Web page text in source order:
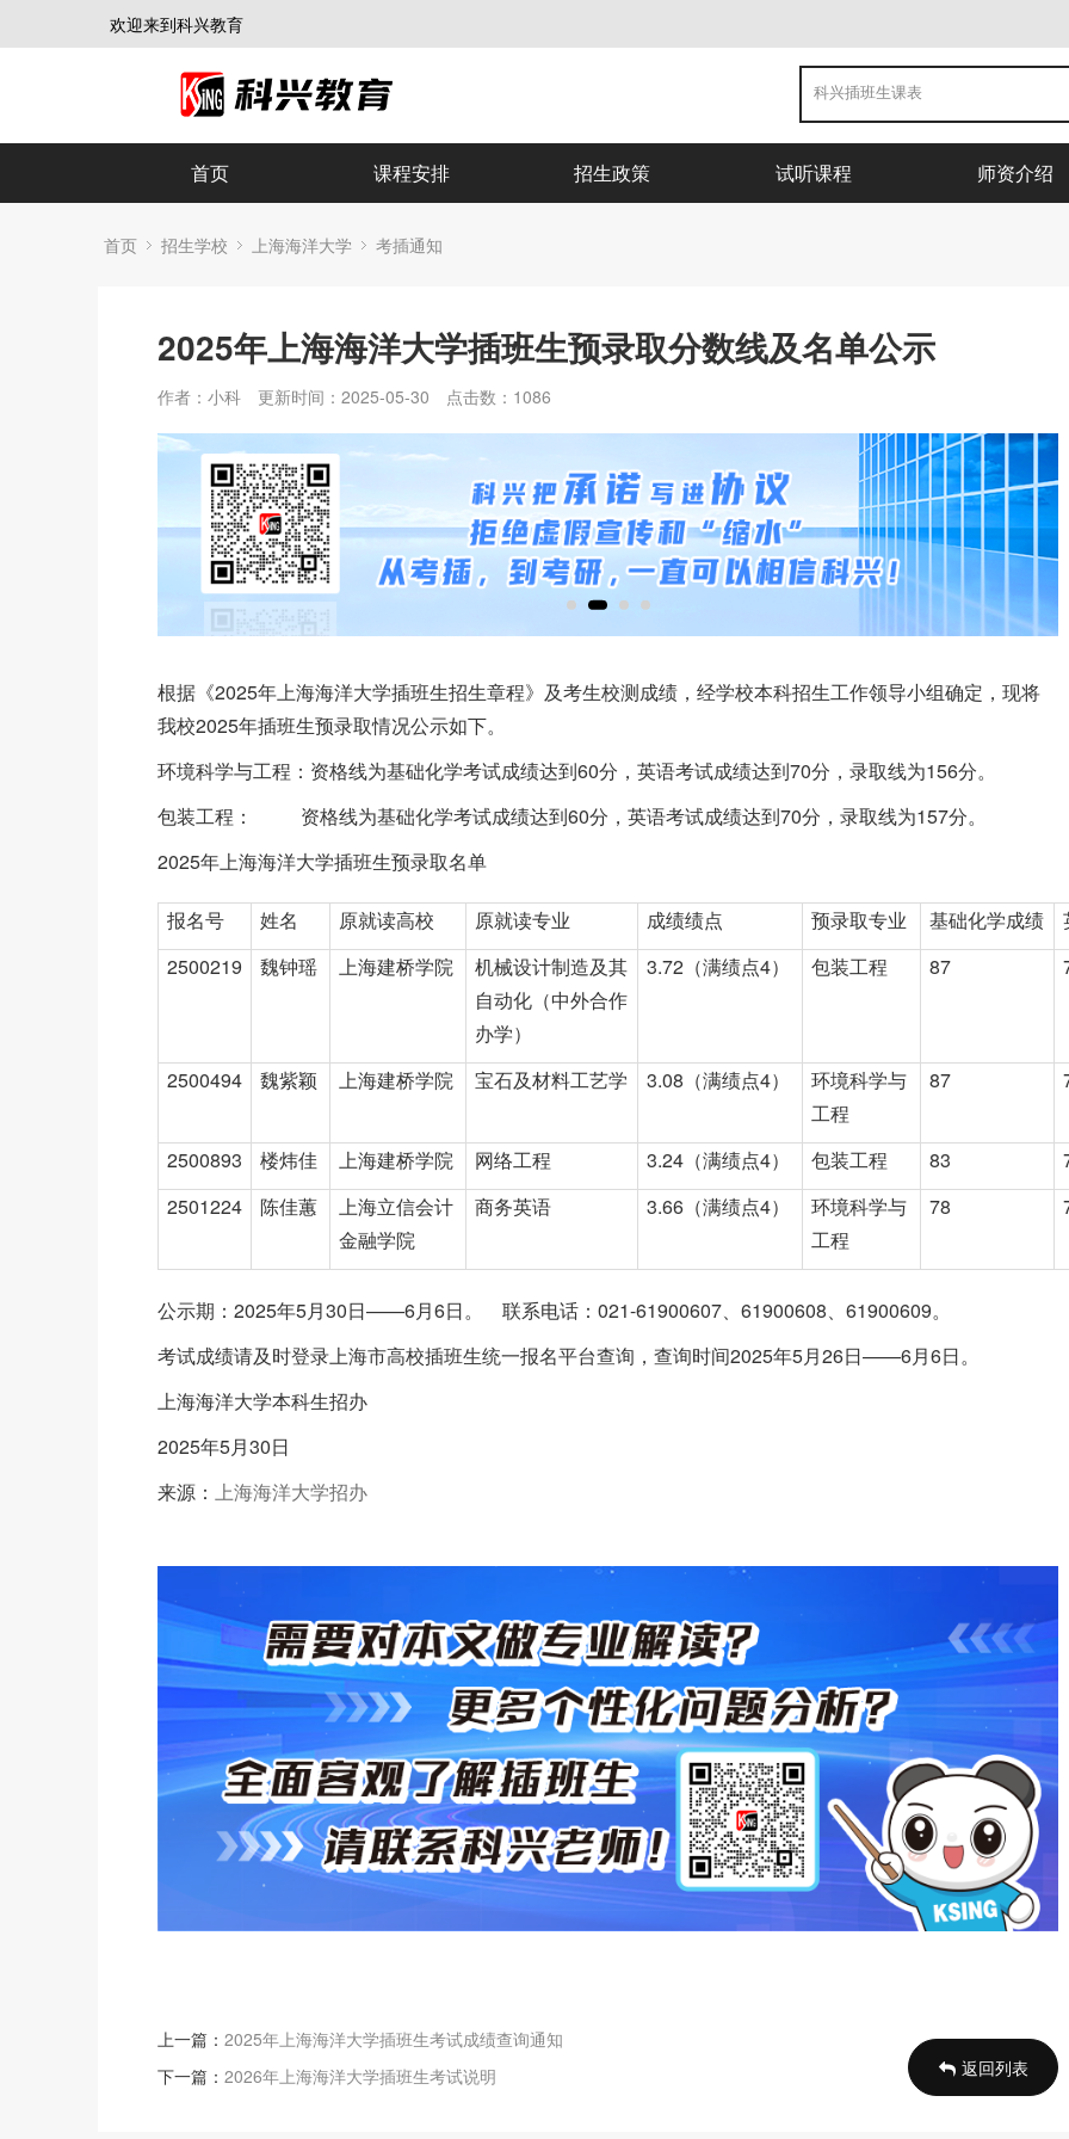
欢迎来到科兴教育
首页 课程安排 招生政策 试听课程 师资介绍
首页 招生学校 上海海洋大学 考插通知
2025年上海海洋大学插班生预录取分数线及名单公示
作者：小科 更新时间：2025-05-30 点击数： 1086
根据《2025年上海海洋大学插班生招生章程》及考生校测成绩，经学校本科招生工作领导小组确定，现将
我校2025年插班生预录取情况公示如下。
环境科学与工程：资格线为基础化学考试成绩达到60分，英语考试成绩达到70分，录取线为156分。
包装工程： 资格线为基础化学考试成绩达到60分，英语考试成绩达到70分，录取线为157分。
2025年上海海洋大学插班生预录取名单
报名号 姓名 原就读高校 原就读专业 成绩绩点 预录取专业 基础化学成绩
2500219
魏钟瑶 上海建桥学院
机械设计制造及其
自动化（中外合作
办学）
3.72（满绩点4） 包装工程 87
2500494 魏紫颖 上海建桥学院 宝石及材料工艺学 3.08（满绩点4）
环境科学与
工程
87
2500893 楼炜佳 上海建桥学院 网络工程 3.24（满绩点4） 包装工程 83
2501224
陈佳蕙
上海立信会计
金融学院
商务英语 3.66（满绩点4）
环境科学与
工程
78
公示期：2025年5月30日——6月6日。 联系电话：021-61900607、61900608、61900609。
考试成绩请及时登录上海市高校插班生统一报名平台查询，查询时间2025年5月26日——6月6日。
上海海洋大学本科生招办
2025年5月30日
来源： 上海海洋大学招办
上一篇： 2025年上海海洋大学插班生考试成绩查询通知
下一篇： 2026年上海海洋大学插班生考试说明 返回列表